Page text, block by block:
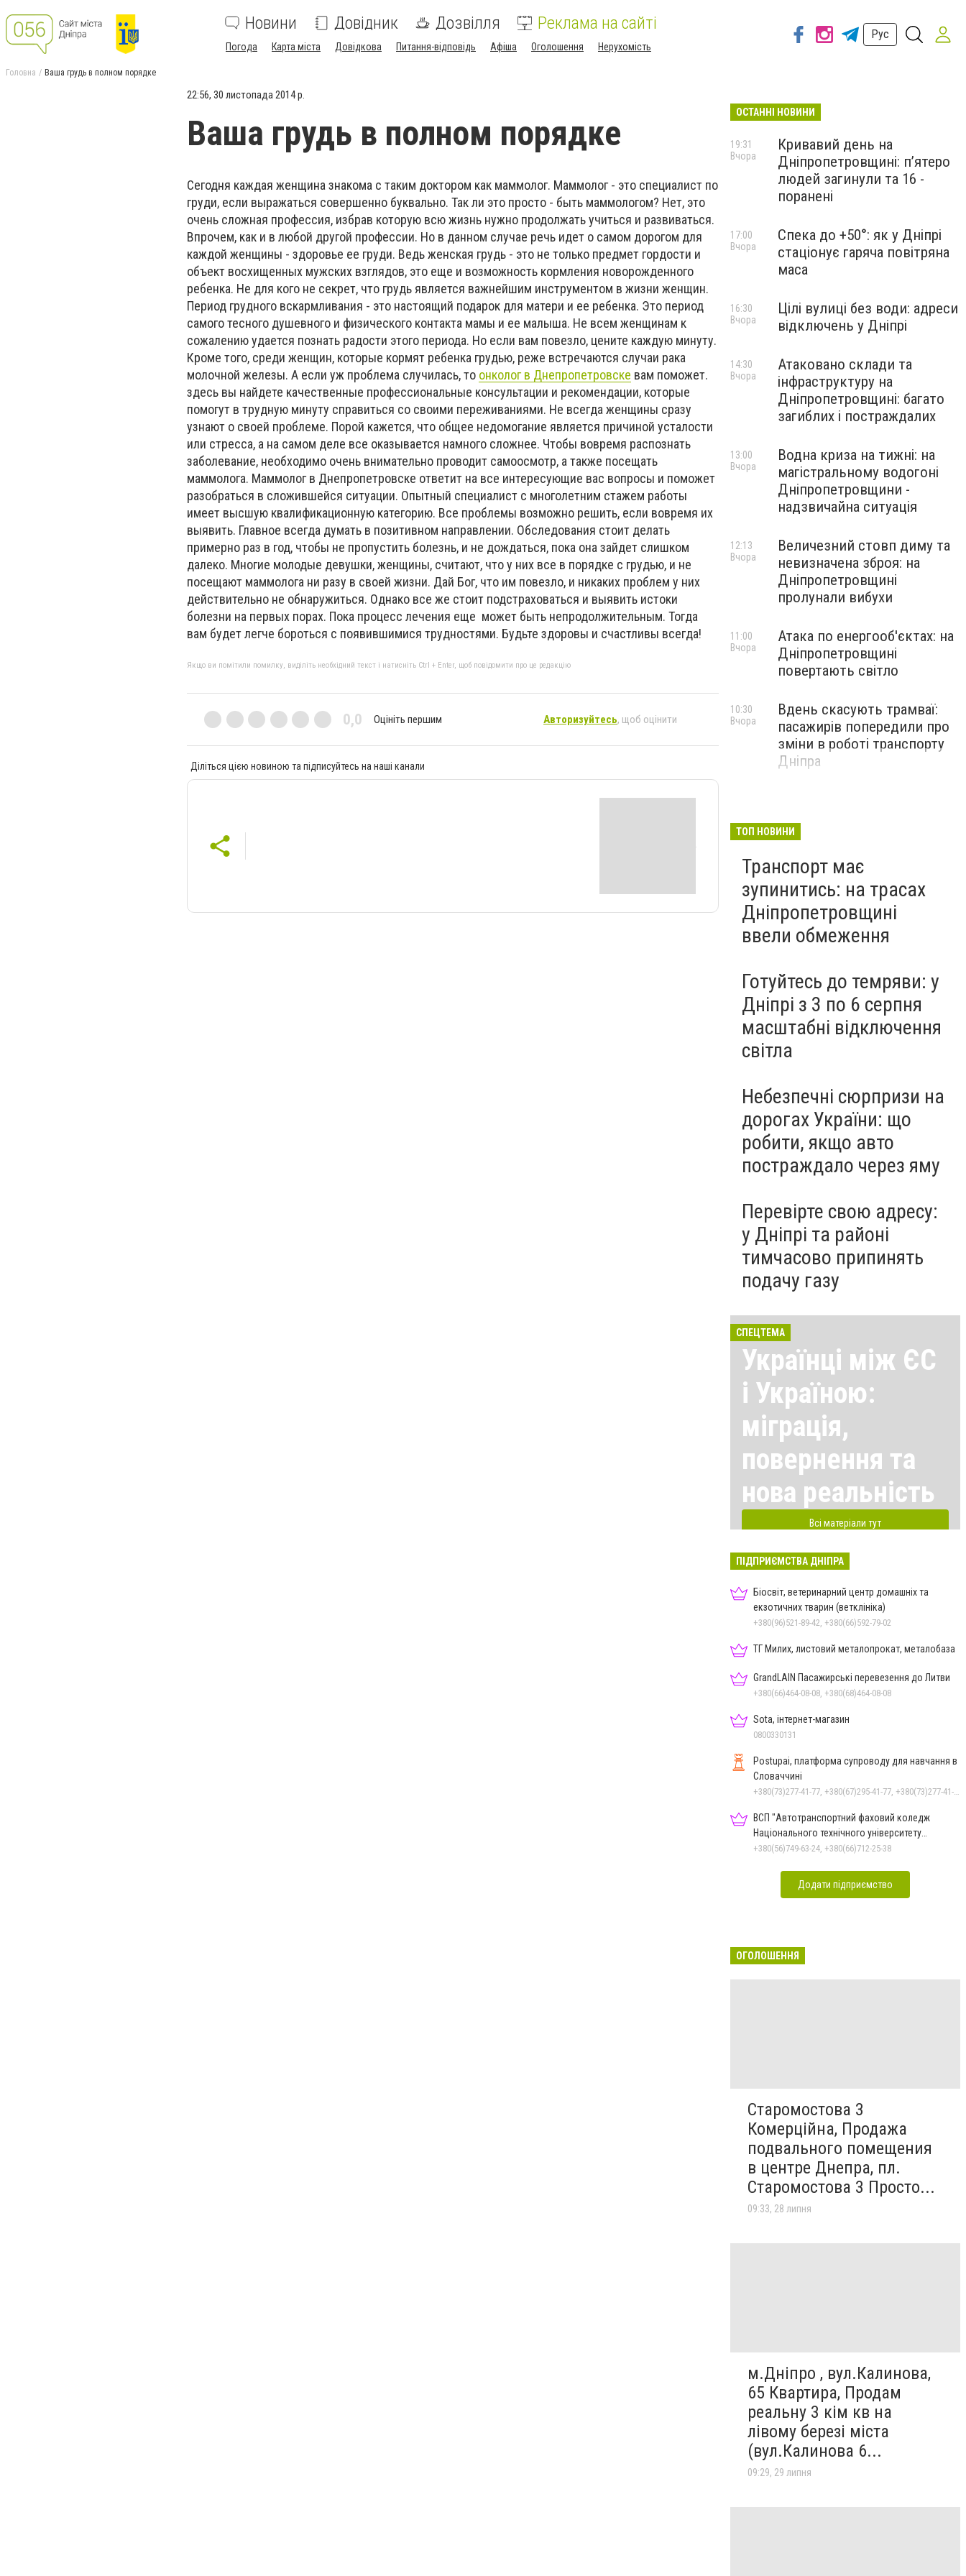
Новини Довідник Дозвілля Реклама на сайті
Погода Карта міста Довідкова Питання-відповідь Афіша Оголошення Нерухомість
Рус
Головна Ваша грудь в полном порядке
22:56, 30 листопада 2014 р.
Ваша грудь в полном порядке
Сегодня каждая женщина знакома с таким доктором как маммолог. Маммолог - это специалист по
груди, если выражаться совершенно буквально. Так ли это просто - быть маммологом? Нет, это
очень сложная профессия, избрав которую всю жизнь нужно продолжать учиться и развиваться.
Впрочем, как и в любой другой профессии. Но в данном случае речь идет о самом дорогом для
каждой женщины - здоровье ее груди. Ведь женская грудь - это не только предмет гордости и
объект восхищенных мужских взглядов, это еще и возможность кормления новорожденного
ребенка. Не для кого не секрет, что грудь является важнейшим инструментом в жизни женщин.
Период грудного вскармливания - это настоящий подарок для матери и ее ребенка. Это период
самого тесного душевного и физического контакта мамы и ее малыша. Не всем женщинам к
сожалению удается познать радости этого периода. Но если вам повезло, цените каждую минуту.
Кроме того, среди женщин, которые кормят ребенка грудью, реже встречаются случаи рака
молочной железы. А если уж проблема случилась, то онколог в Днепропетровске вам поможет.
здесь вы найдете качественные профессиональные консультации и рекомендации, которые
помогут в трудную минуту справиться со своими переживаниями. Не всегда женщины сразу
узнают о своей проблеме. Порой кажется, что общее недомогание является причиной усталости
или стресса, а на самом деле все оказывается намного сложнее. Чтобы вовремя распознать
заболевание, необходимо очень внимательно проводит самоосмотр, а также посещать
маммолога. Маммолог в Днепропетровске ответит на все интересующие вас вопросы и поможет
разобраться в сложившейся ситуации. Опытный специалист с многолетним стажем работы
имеет высшую квалификационную категорию. Все проблемы возможно решить, если вовремя их
выявить. Главное всегда думать в позитивном направлении. Обследования стоит делать
примерно раз в год, чтобы не пропустить болезнь, и не дождаться, пока она зайдет слишком
далеко. Многие молодые девушки, женщины, считают, что у них все в порядке с грудью, и не
посещают маммолога ни разу в своей жизни. Дай Бог, что им повезло, и никаких проблем у них
действительно не обнаружиться. Однако все же стоит подстраховаться и выявить истоки
болезни на первых порах. Пока процесс лечения еще может быть непродолжительным. Тогда
вам будет легче бороться с появившимися трудностями. Будьте здоровы и счастливы всегда!
Якщо ви помітили помилку, виділіть необхідний текст і натисніть Ctrl + Enter, щоб повідомити про це редакцію
0,0 Оцініть першим Авторизуйтесь, щоб оцінити
Діліться цією новиною та підписуйтесь на наші канали
ОСТАННІ НОВИНИ
Кривавий день на
Дніпропетровщині: п’ятеро
людей загинули та 16 -
поранені
19:31
Вчора
Спека до +50°: як у Дніпрі
стаціонує гаряча повітряна
маса
17:00
Вчора
Цілі вулиці без води: адреси
відключень у Дніпрі
16:30
Вчора
Атаковано склади та
інфраструктуру на
Дніпропетровщині: багато
загиблих і постраждалих
14:30
Вчора
Водна криза на тижні: на
магістральному водогоні
Дніпропетровщини -
надзвичайна ситуація
13:00
Вчора
Величезний стовп диму та
невизначена зброя: на
Дніпропетровщині
пролунали вибухи
12:13
Вчора
Атака по енергооб'єктах: на
Дніпропетровщині
повертають світло
11:00
Вчора
Вдень скасують трамваї:
пасажирів попередили про
зміни в роботі транспорту
Дніпра
10:30
Вчора
ТОП НОВИНИ
Транспорт має
зупинитись: на трасах
Дніпропетровщині
ввели обмеження
Готуйтесь до темряви: у
Дніпрі з 3 по 6 серпня
масштабні відключення
світла
Небезпечні сюрпризи на
дорогах України: що
робити, якщо авто
постраждало через яму
Перевірте свою адресу:
у Дніпрі та районі
тимчасово припинять
подачу газу
СПЕЦТЕМА
Українці між ЄС
і Україною:
міграція,
повернення та
нова реальність
Всі матеріали тут
ПІДПРИЄМСТВА ДНІПРА
Біосвіт, ветеринарний центр домашніх та
екзотичних тварин (ветклініка)
+380(96)521-89-42, +380(66)592-79-02
ТГ Милих, листовий металопрокат, металобаза
GrandLAIN Пасажирські перевезення до Литви
+380(66)464-08-08, +380(68)464-08-08
Sota, інтернет-магазин
0800330131
Postupai, платформа супроводу для навчання в
Словаччині
ВСП "Автотранспортний фаховий коледж
Національного технічного університету
"Дніпровська політехніка"
+380(56)749-63-24, +380(66)712-25-38
Додати підприємство
ОГОЛОШЕННЯ
Старомостова 3
Комерційна, Продажа
подвального помещения
в центре Днепра, пл.
Старомостова 3 Просто...
09:33, 28 липня
м.Дніпро , вул.Калинова,
65 Квартира, Продам
реальну 3 кім кв на
лівому березі міста
(вул.Калинова 6...
09:29, 29 липня